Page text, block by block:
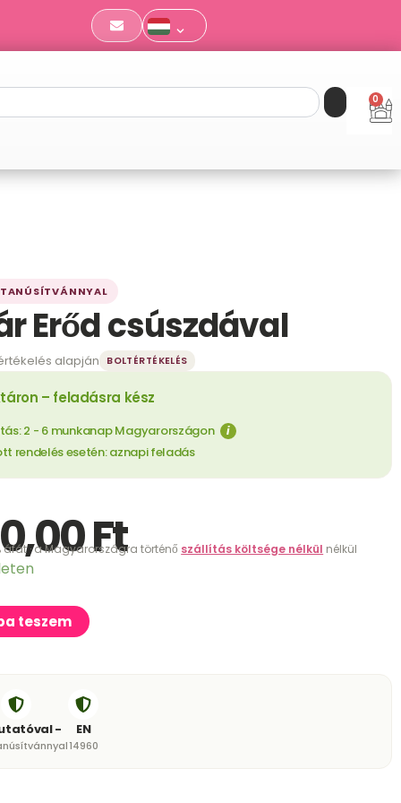
0
Erőd csúszdával
alapján BOLTÉRTÉKELÉS
– feladásra kész
2 - 6 munkanap Magyarországon i
rendelés esetén: aznapi feladás
Ft
· a Magyarországra történő szállítás költsége nélkül nélkül
teszem
- EN
14960